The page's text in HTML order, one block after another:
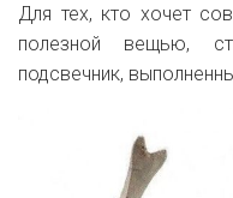
Для тех, кто хочет
полезной вещью,
подсвечник,